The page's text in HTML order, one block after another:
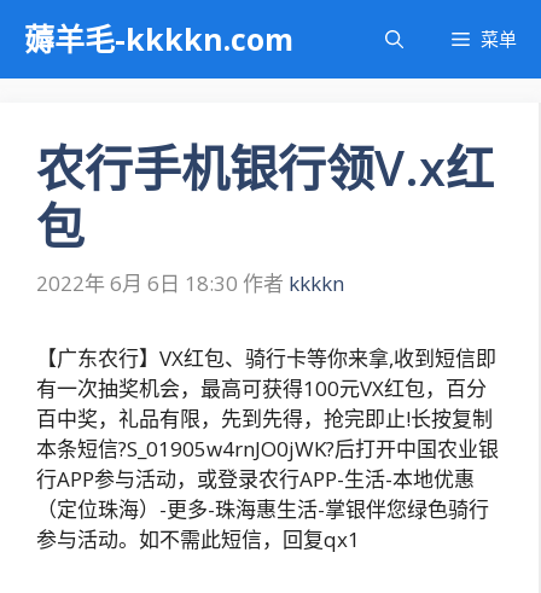
内
薅羊毛-kkkkn.com 菜单
农行手机银行领V.x红
包
2022年 6月 6日 18:30 作者 kkkkn
【广东农行】VX红包、骑行卡等你来拿,收到短信即
有一次抽奖机会，最高可获得100元VX红包，百分
百中奖，礼品有限，先到先得，抢完即止!长按复制
本条短信?S_01905w4rnJO0jWK?后打开中国农业银
行APP参与活动，或登录农行APP-生活-本地优惠
（定位珠海）-更多-珠海惠生活-掌银伴您绿色骑行
参与活动。如不需此短信，回复qx1